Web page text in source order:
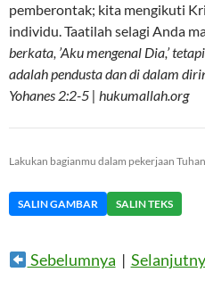
pemberontak; kita mengikuti
individu. Taatilah selagi Anda
berkata, ’Aku mengenal Dia,’
adalah pendusta dan di dalam
Yohanes 2:2-5 | hukumallah.org
Lakukan bagianmu dalam pekerjaan
SALIN GAMBAR SALIN TEKS
Sebelumnya |